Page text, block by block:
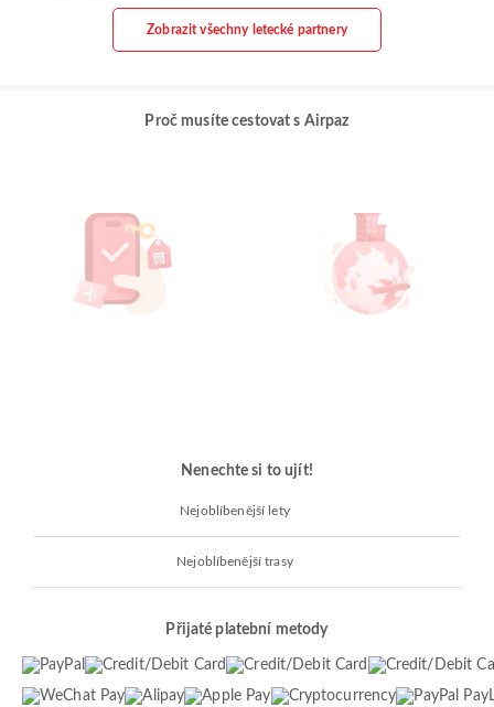
Zobrazit všechny letecké partnery
Proč musíte cestovat s Airpaz
Nenechte si to ujít!
Nejoblíbenější lety
Nejoblíbenější trasy
Přijaté platební metody